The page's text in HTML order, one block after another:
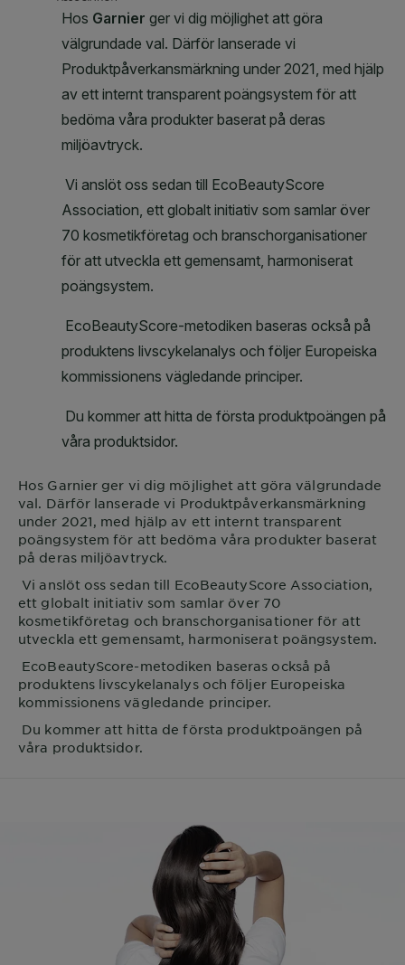
Hos Garnier ger vi dig möjlighet att göra välgrundade
val. Därför lanserade vi Produktpåverkansmärkning
under 2021, med hjälp av ett internt transparent
poängsystem för att bedöma våra produkter baserat
på deras miljöavtryck.
Vi anslöt oss sedan till EcoBeautyScore Association,
ett globalt initiativ som samlar över 70
kosmetikföretag och branschorganisationer för att
utveckla ett gemensamt, harmoniserat poängsystem.
EcoBeautyScore-metodiken baseras också på
produktens livscykelanalys och följer Europeiska
kommissionens vägledande principer.
Du kommer att hitta de första produktpoängen på
våra produktsidor.